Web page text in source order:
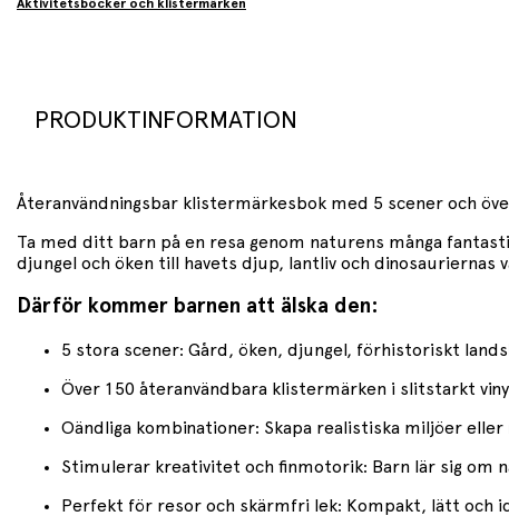
Aktivitetsböcker och klistermärken
PRODUKTINFORMATION
Återanvändningsbar klistermärkesbok med 5 scener och
Ta med ditt barn på en resa genom naturens många
djungel och öken till havets djup, lantliv och dinosauriernas
Därför kommer barnen att älska den:
5 stora scener: Gård, öken, djungel, förhistoriskt
Över 150 återanvändbara klistermärken i slitstarkt
Oändliga kombinationer: Skapa realistiska miljöer
Stimulerar kreativitet och finmotorik: Barn lär sig om
Perfekt för resor och skärmfri lek: Kompakt, lätt och